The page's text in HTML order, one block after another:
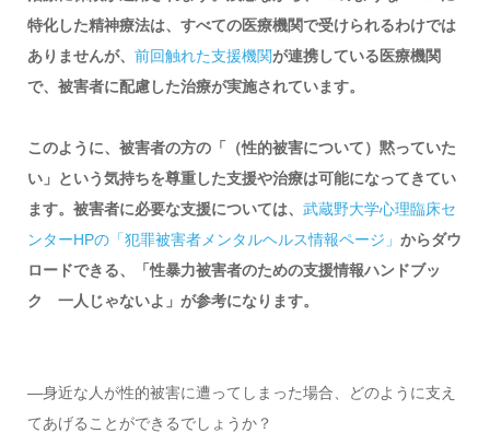
特化した精神療法は、すべての医療機関で受けられるわけでは
ありませんが、 前回触れた支援機関が連携している医療機関
で、被害者に配慮した治療が実施されています。
このように、被害者の方の「（性的被害について）黙っていた
い」という気持ちを尊重した支援や治療は可能になってきてい
ます。被害者に必要な支援については、 武蔵野大学心理臨床セ
ンターHPの「犯罪被害者メンタルヘルス情報ページ」 からダウ
ロードできる、「性暴力被害者のための支援情報ハンドブッ
ク 一人じゃないよ」が参考になります。
―身近な人が性的被害に遭ってしまった場合、どのように支え
てあげることができるでしょうか？